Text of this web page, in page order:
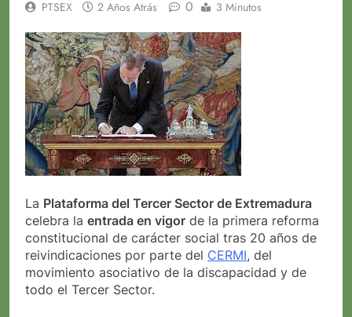
PTSEX 2 Años Atrás 0 3 Minutos
La Plataforma del Tercer Sector de Extremadura
celebra la entrada en vigor de la primera reforma
constitucional de carácter social tras 20 años de
reivindicaciones por parte del CERMI, del
movimiento asociativo de la discapacidad y de
todo el Tercer Sector.